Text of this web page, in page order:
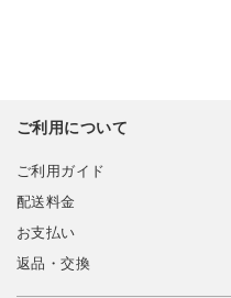
ご利用について
ご利用ガイド
配送料金
お支払い
返品・交換